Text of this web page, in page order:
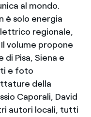
al mondo.
è solo energia
regionale,
volume propone
Pisa, Siena e
e foto
della
Caporali, David
autori locali, tutti